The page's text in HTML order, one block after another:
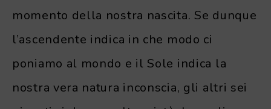
momento della nostra nascita. Se dunque
l’ascendente indica in che modo ci
poniamo al mondo e il Sole indica la
nostra vera natura inconscia, gli altri sei